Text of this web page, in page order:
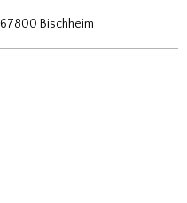
67800 Bischheim